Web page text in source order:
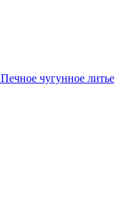
Печное чугунное литье